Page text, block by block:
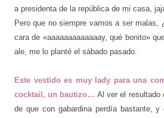
a presidenta de la república de mi casa,
Pero que no siempre vamos a ser malas,
cara de «aaaaaaaaaaaaay, qué bonito»
ale, me lo planté el sábado pasado.
Este vestido es muy lady para una
cocktail, un bautizo…Al ver el resultado
de que con gabardina perdía bastante,